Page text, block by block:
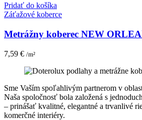
Pridať do košíka
Záťažové koberce
Metrážny koberec NEW
7,59 € /m²
Sme Vaším spoľahlivým partnerom v
Naša spoločnosť bola založená s
– prinášať kvalitné, elegantné a trvanlivé
komerčné interiéry.